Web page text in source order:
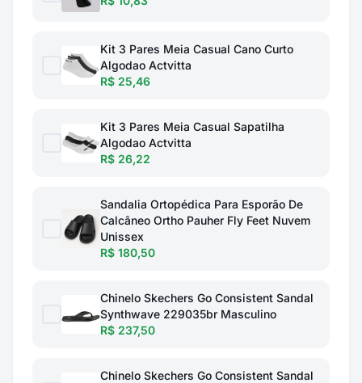
Kit 3 Pares Meia Casual Cano Curto
Algodao Actvitta
R$ 25,46
Kit 3 Pares Meia Casual Sapatilha
Algodao Actvitta
R$ 26,22
Sandalia Ortopédica Para Esporão De
Calcâneo Ortho Pauher Fly Feet Nuvem
Unissex
R$ 180,50
Chinelo Skechers Go Consistent Sandal
Synthwave 229035br Masculino
R$ 237,50
Chinelo Skechers Go Consistent Sandal